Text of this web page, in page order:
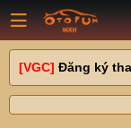
[VGC] Đăng ký